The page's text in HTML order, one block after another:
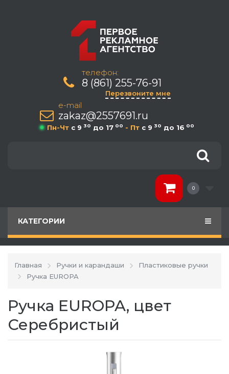
телефон:
8 (861) 255-76-91
Перезвоните мне
e-mail
zakaz@2557691.ru
Пн-Чт c 9 30 до 17 00 - Пт c 9 30 до 16 00
0
КАТЕГОРИИ
Главная Ручки и карандаши
Пластиковые ручки
Ручка EUROPA
Ручка EUROPA, цвет
Серебристый